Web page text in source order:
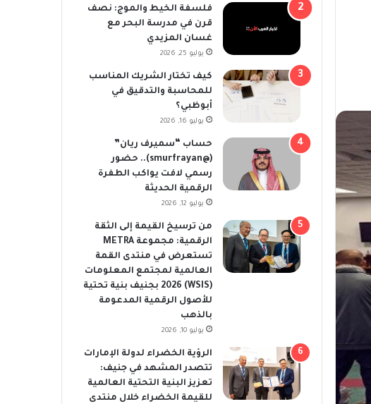
فلسفة الخيط والموج: نصف
قرن في مدرسة البحر مع
غسان المزيدي
يوليو 25, 2026
كيف تختار الشريك المناسب
للمحاسبة والتدقيق في
أبوظبي؟
يوليو 16, 2026
حساب “سميرف ريان”
(@smurfrayan).. حضور
رسمي لافت يواكب الطفرة
الرقمية الحديثة
يوليو 12, 2026
من ترسيخ القيمة إلى الثقة
الرقمية: مجموعة METRA
تستعرض في منتدى القمة
العالمية لمجتمع المعلومات
(WSIS) 2026 بجنيف بنية تحتية
للأصول الرقمية المدعومة
بالذهب
يوليو 10, 2026
الرؤية الخضراء لدولة الإمارات
تتصدر المشهد في جنيف:
تعزيز البنية التحتية العالمية
للقيمة الخضراء خلال منتدى